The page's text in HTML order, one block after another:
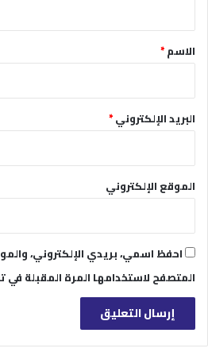
*الاسم*
البريد الإلكتروني*
الموقع الإلكتروني
احفظ اسمي، بريدي الإلكتروني،
المتصفح لاستخدامها المرة المقبلة في